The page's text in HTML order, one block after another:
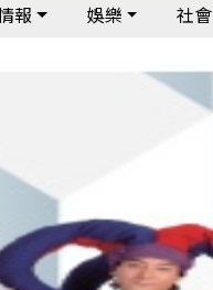
報 娛樂 社會